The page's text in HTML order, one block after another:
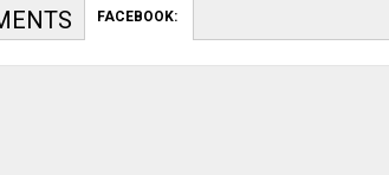
FACEBOOK: